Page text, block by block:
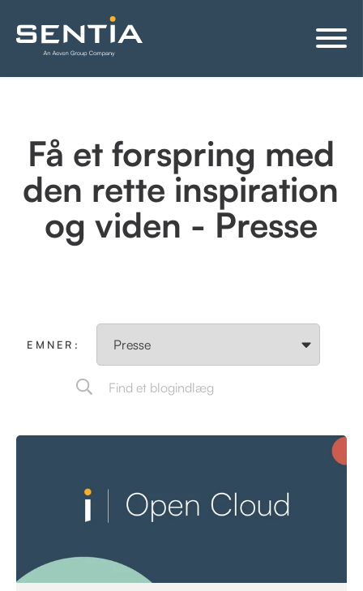
Få et forspring med
den rette inspiration
og viden - Presse
EMNER: